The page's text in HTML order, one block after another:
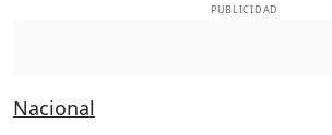
PUBLICIDAD
Nacional